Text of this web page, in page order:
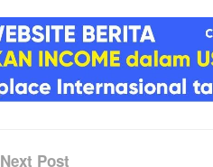
Next Post